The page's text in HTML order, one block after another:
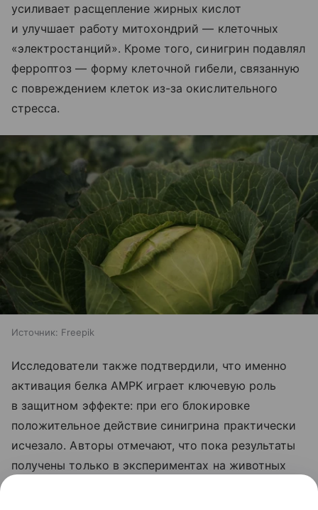
усиливает расщепление жирных кислот
и улучшает работу митохондрий — клеточных
«электростанций». Кроме того, синигрин подавлял
ферроптоз — форму клеточной гибели, связанную
с повреждением клеток из-за окислительного
стресса.
Источник: Freepik
Исследователи также подтвердили, что именно
активация белка AMPK играет ключевую роль
в защитном эффекте: при его блокировке
положительное действие синигрина практически
исчезало. Авторы отмечают, что пока результаты
получены только в экспериментах на животных